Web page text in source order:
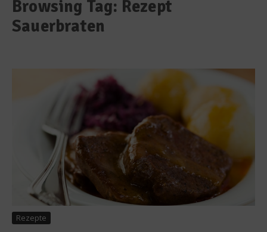
Browsing Tag: Rezept
Sauerbraten
Rezepte